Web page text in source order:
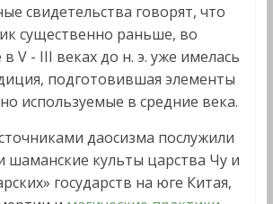
свидетельства говорят, что
существенно раньше, во
в V - III веках до н. э. уже имелась
подготовившая элементы
используемые в средние века.
даосизма послужили
шаманские культы царства Чу и
государств на юге Китая,